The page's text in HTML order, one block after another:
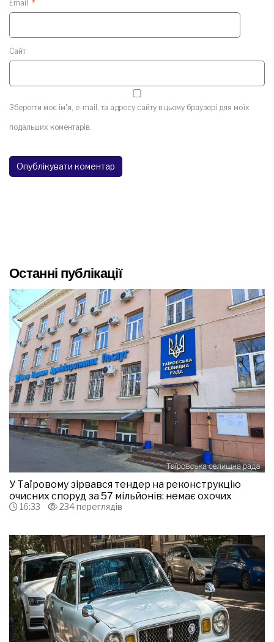
Email *
Сайт
Зберегти моє ім'я, e-mail, та адресу сайту в цьому браузері для моїх
подальших коментарів.
Останні публікації
У Таїровому зірвався тендер на реконструкцію
очисних споруд за 57 мільйонів: немає охочих
16:33 234 переглядів